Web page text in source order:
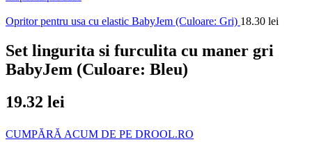
Opritor pentru usa cu elastic BabyJem (Culoare: Gri) 18.30 lei
Set lingurita si furculita cu maner gri
BabyJem (Culoare: Bleu)
19.32 lei
CUMPĂRĂ ACUM DE PE DROOL.RO